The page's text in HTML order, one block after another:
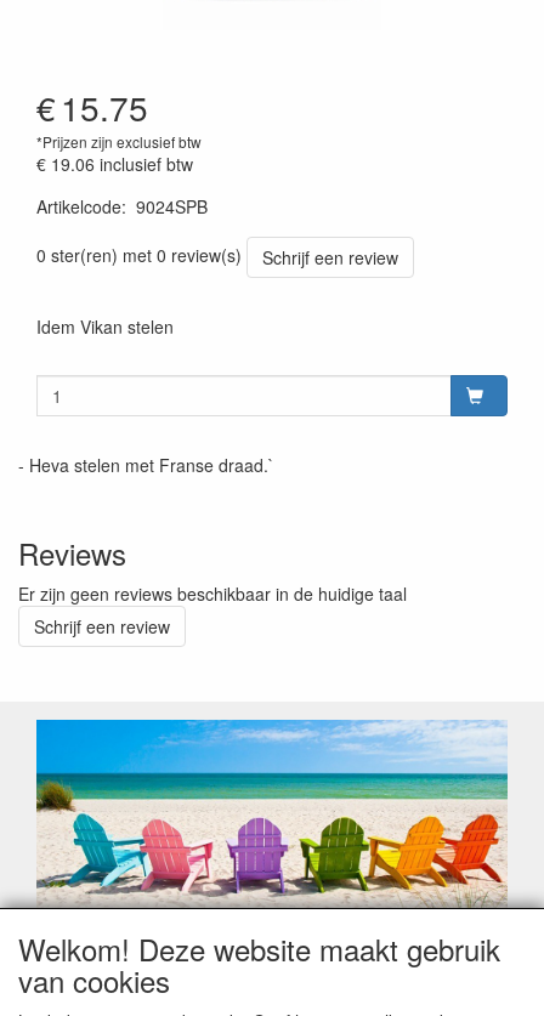
€15.75
*Prijzen zijn exclusief btw
€ 19.06 inclusief btw
Artikelcode: 9024SPB
0 ster(ren) met 0 review(s)
Schrijf een review
Idem Vikan stelen
- Heva stelen met Franse draad.`
Reviews
Er zijn geen reviews beschikbaar in de huidige taal
Schrijf een review
Geachte klant,
Zoals elk jaar zorgt de verlofperiode, naast een hoop
Welkom! Deze website maakt gebruik
van cookies